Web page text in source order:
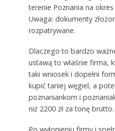
terenie Poznania na
Uwaga: dokumenty
rozpatrywane.
Dlaczego to bardzo
ustawą to właśnie firma,
taki wniosek i dopełni
kupić taniej węgiel, a
poznaniankom i
niż 2200 zł za tonę brutto.
Po wyłonieniu firmy i